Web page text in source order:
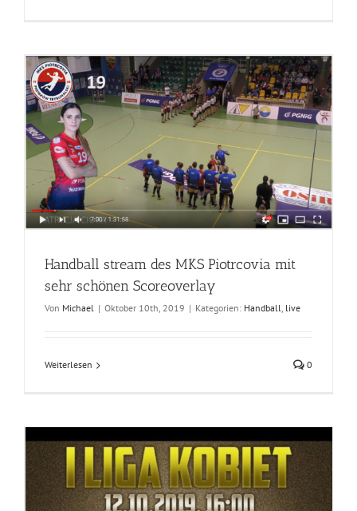
Handball stream des MKS Piotrcovia mit
sehr schönen Scoreoverlay
Von Michael | Oktober 10th, 2019 | Kategorien: Handball, live
Weiterlesen 0